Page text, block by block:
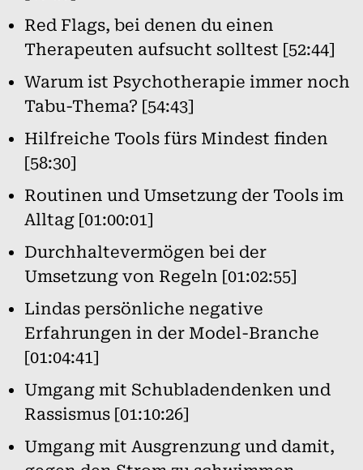
Red Flags, bei denen du einen
Therapeuten aufsucht solltest [52:44]
Warum ist Psychotherapie immer noch
Tabu-Thema? [54:43]
Hilfreiche Tools fürs Mindest finden
[58:30]
Routinen und Umsetzung der Tools im
Alltag [01:00:01]
Durchhaltevermögen bei der
Umsetzung von Regeln [01:02:55]
Lindas persönliche negative
Erfahrungen in der Model-Branche
[01:04:41]
Umgang mit Schubladendenken und
Rassismus [01:10:26]
Umgang mit Ausgrenzung und damit,